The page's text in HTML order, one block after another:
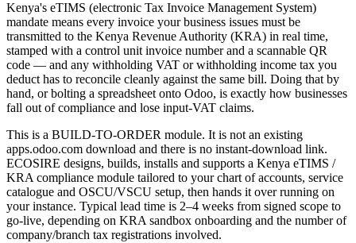
Kenya's eTIMS (electronic Tax Invoice Management System)
mandate means every invoice your business issues must be
transmitted to the Kenya Revenue Authority (KRA) in real time,
stamped with a control unit invoice number and a scannable QR
code — and any withholding VAT or withholding income tax you
deduct has to reconcile cleanly against the same bill. Doing that by
hand, or bolting a spreadsheet onto Odoo, is exactly how businesses
fall out of compliance and lose input-VAT claims.
This is a BUILD-TO-ORDER module. It is not an existing
apps.odoo.com download and there is no instant-download link.
ECOSIRE designs, builds, installs and supports a Kenya eTIMS /
KRA compliance module tailored to your chart of accounts, service
catalogue and OSCU/VSCU setup, then hands it over running on
your instance. Typical lead time is 2–4 weeks from signed scope to
go-live, depending on KRA sandbox onboarding and the number of
company/branch tax registrations involved.